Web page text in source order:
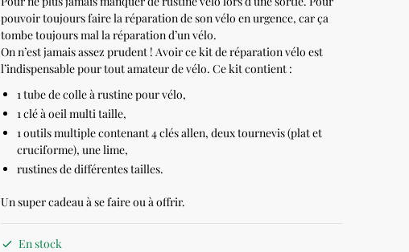
pouvoir toujours faire la réparation de son vélo en urgence, car ça
tombe toujours mal la réparation d’un vélo.
On n’est jamais assez prudent ! Avoir ce kit de réparation vélo est
l’indispensable pour tout amateur de vélo. Ce kit contient :
1 tube de colle à rustine pour vélo,
1 clé à oeil multi taille,
1 outils multiple contenant 4 clés allen, deux tournevis (plat et
cruciforme), une lime,
rustines de différentes tailles.
Un super cadeau à se faire ou à offrir.
En stock